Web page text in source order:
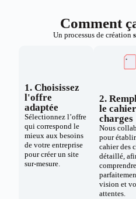
Comment
Un processus de création
1. Choisissez
l'offre
adaptée
Sélectionnez l’offre
qui correspond le
mieux aux besoins
de votre entreprise
pour créer un site
sur-mesure.
2.
le
charges
Nous
pour
cahier des
détaillé,
comprendre
vision et
attentes.